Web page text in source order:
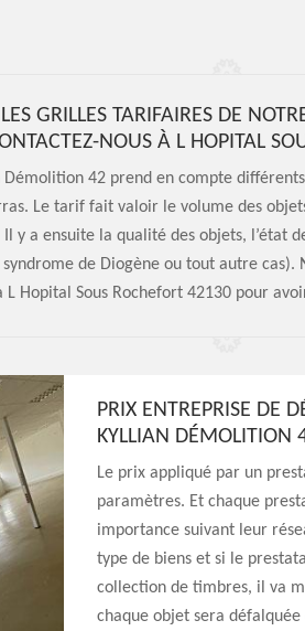
GRILLES TARIFAIRES DE
NOUS À L HOPITAL
Démolition 42 prend en compte
Le tarif fait valoir le volume des
y a ensuite la qualité des objets, l’état
de Diogène ou tout autre
Hopital Sous Rochefort 42130 pour
PRIX ENTREPRISE DE
KYLLIAN DÉMOLITION
Le prix appliqué par un
paramètres. Et chaque
importance suivant leur
type de biens et si le
collection de timbres, il va
chaque objet sera